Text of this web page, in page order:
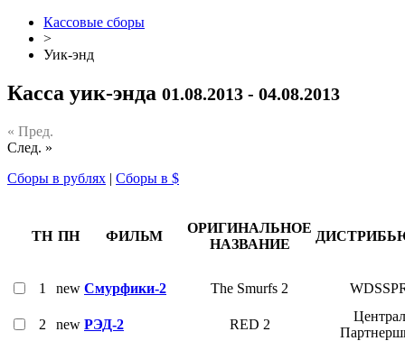
Кассовые сборы
>
Уик-энд
Касса уик-энда 01.08.2013 - 04.08.2013
« Пред.
След. »
Сборы в рублях | Сборы в $
ТН ПН ФИЛЬМ
ОРИГИНАЛЬНОЕ
НАЗВАНИЕ
1 new Смурфики-2 The Smurfs 2
2 new РЭД-2 RED 2
Централ